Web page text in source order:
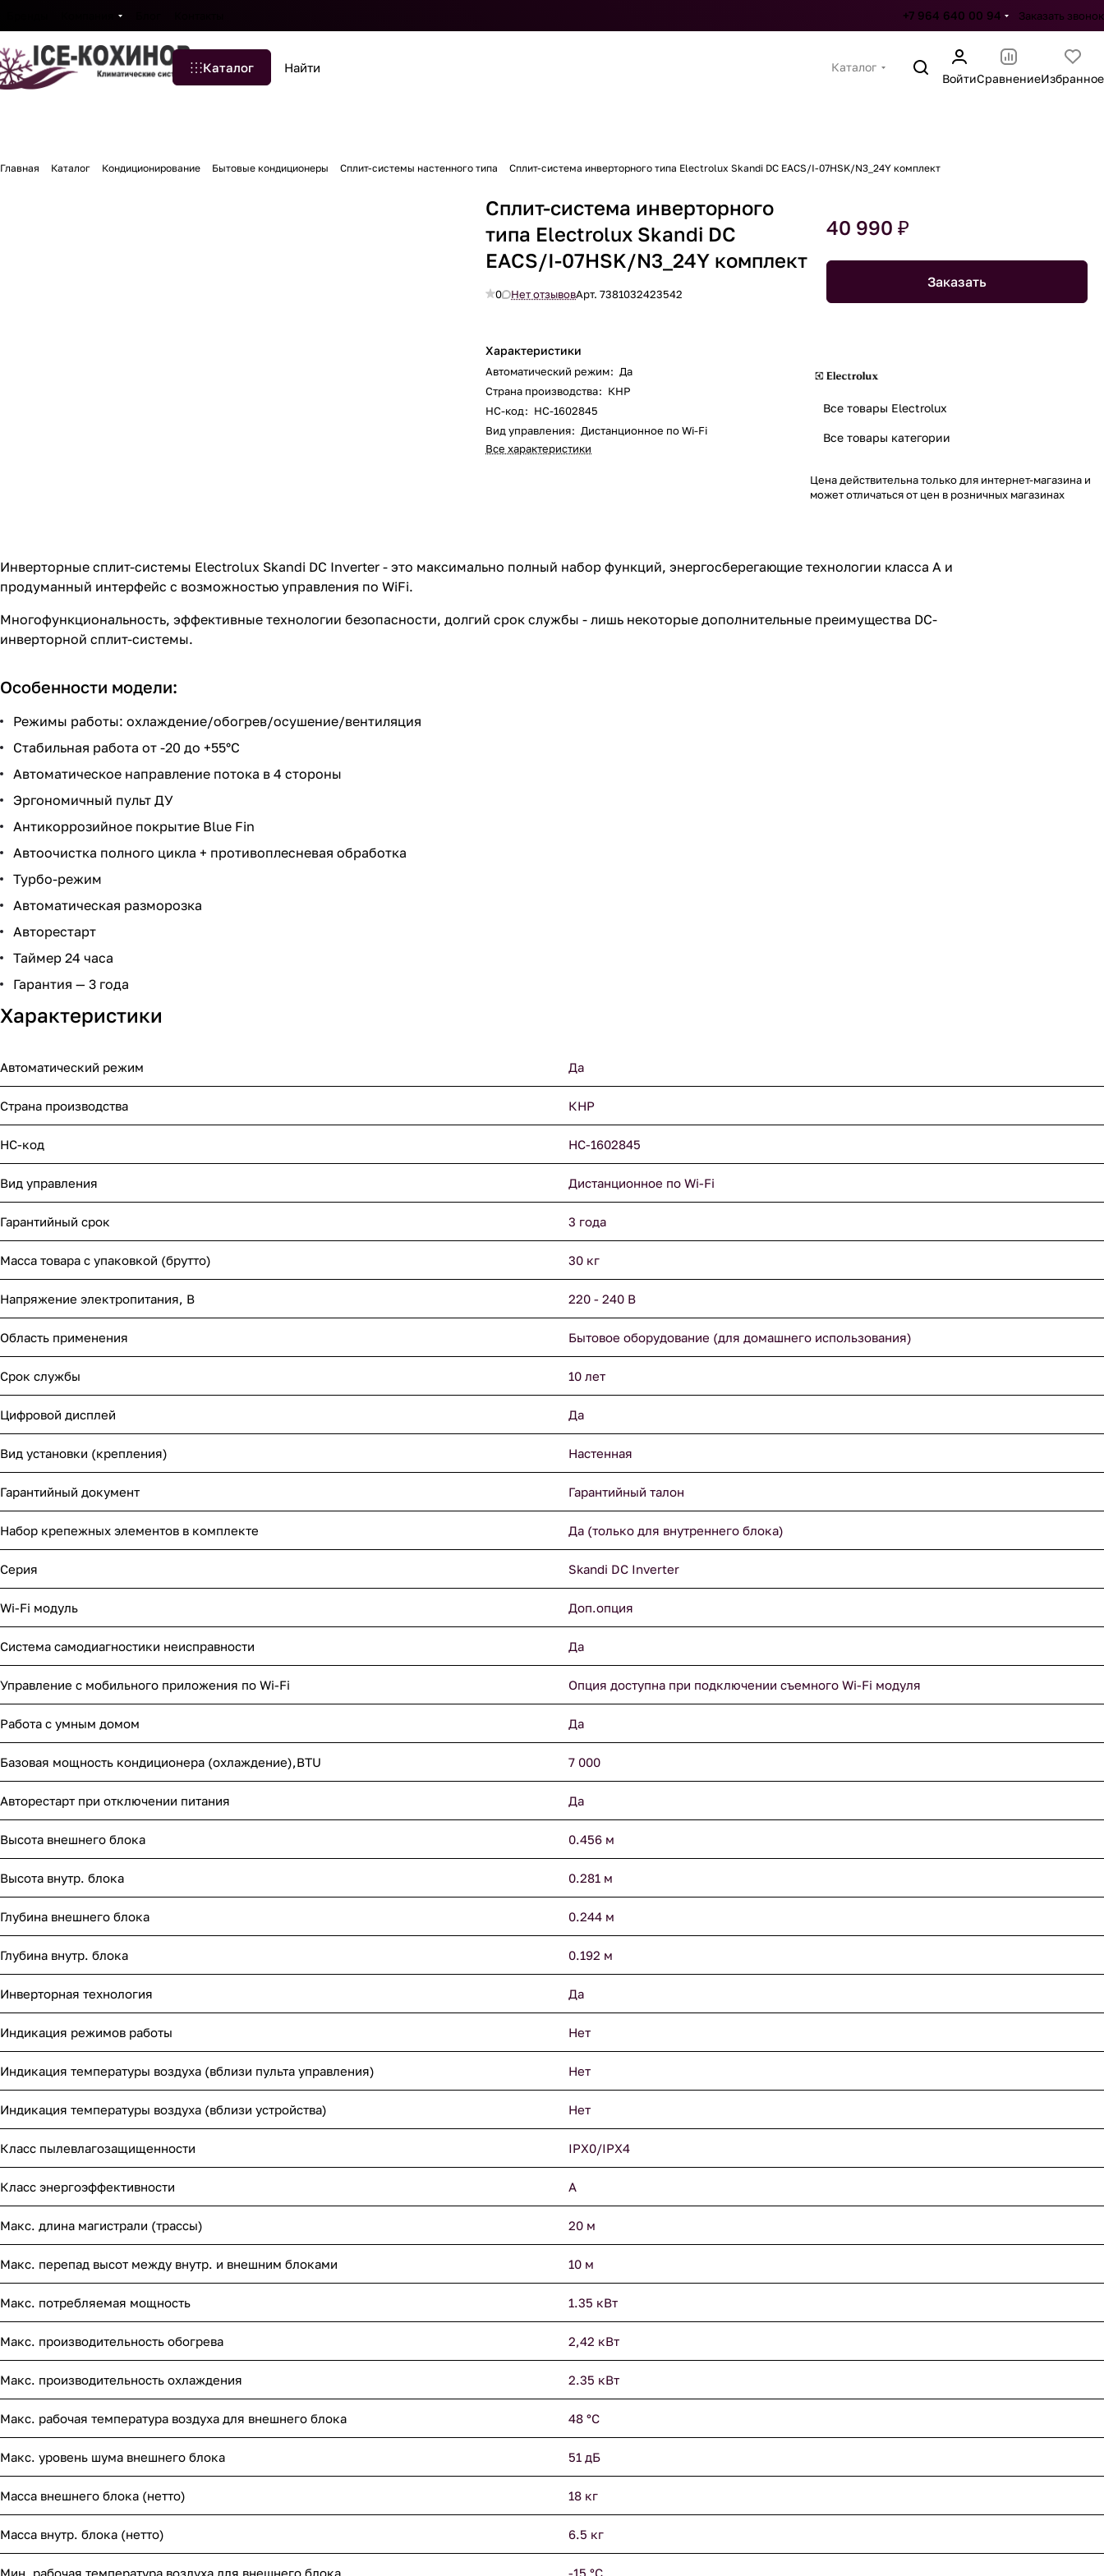
+7 964 640 00 94 Заказать звонок
Каталог
Каталог
ВойтиСравнениеИзбранное
Главная Каталог Кондиционирование Бытовые кондиционеры Сплит-системы настенного типа Сплит-система инверторного типа Electrolux Skandi DC EACS/I-07HSK/N3_24Y комплект
Сплит-система инверторного
типа Electrolux Skandi DC
EACS/I-07HSK/N3_24Y комплект
0 Нет отзывовАрт.7381032423542
Характеристики
Автоматический режим: Да
Страна производства: КНР
НС-код: НС-1602845
Вид управления: Дистанционное по Wi-Fi
Все характеристики
40 990 ₽
Заказать
Все товары Electrolux
Все товары категории
Цена действительна только для интернет-магазина и
может отличаться от цен в розничных магазинах
Инверторные сплит-системы Electrolux Skandi DC Inverter - это максимально полный набор функций, энергосберегающие технологии класса A и
продуманный интерфейс с возможностью управления по WiFi.
Многофункциональность, эффективные технологии безопасности, долгий срок службы - лишь некоторые дополнительные преимущества DC-
инверторной сплит-системы.
Особенности модели:
Режимы работы: охлаждение/обогрев/осушение/вентиляция
Стабильная работа от -20 до +55°C
Автоматическое направление потока в 4 стороны
Эргономичный пульт ДУ
Антикоррозийное покрытие Blue Fin
Автоочистка полного цикла + противоплесневая обработка
Турбо-режим
Автоматическая разморозка
Авторестарт
Таймер 24 часа
Гарантия — 3 года
Характеристики
Автоматический режим Да
Страна производства КНР
НС-код НС-1602845
Вид управления Дистанционное по Wi-Fi
Гарантийный срок 3 года
Масса товара с упаковкой (брутто) 30 кг
Напряжение электропитания, В 220 - 240 В
Область применения Бытовое оборудование (для домашнего использования)
Срок службы 10 лет
Цифровой дисплей Да
Вид установки (крепления) Настенная
Гарантийный документ Гарантийный талон
Набор крепежных элементов в комплекте Да (только для внутреннего блока)
Серия Skandi DC Inverter
Wi-Fi модуль Доп.опция
Система самодиагностики неисправности Да
Управление c мобильного приложения по Wi-Fi Опция доступна при подключении съемного Wi-Fi модуля
Работа с умным домом Да
Базовая мощность кондиционера (охлаждение),BTU 7 000
Авторестарт при отключении питания Да
Высота внешнего блока 0.456 м
Высота внутр. блока 0.281 м
Глубина внешнего блока 0.244 м
Глубина внутр. блока 0.192 м
Инверторная технология Да
Индикация режимов работы Нет
Индикация температуры воздуха (вблизи пульта управления) Нет
Индикация температуры воздуха (вблизи устройства) Нет
Класс пылевлагозащищенности IPX0/IPX4
Класс энергоэффективности A
Макс. длина магистрали (трассы) 20 м
Макс. перепад высот между внутр. и внешним блоками 10 м
Макс. потребляемая мощность 1.35 кВт
Макс. производительность обогрева 2,42 кВт
Макс. производительность охлаждения 2.35 кВт
Макс. рабочая температура воздуха для внешнего блока 48 °С
Макс. уровень шума внешнего блока 51 дБ
Масса внешнего блока (нетто) 18 кг
Масса внутр. блока (нетто) 6.5 кг
Мин. рабочая температура воздуха для внешнего блока -15 °С